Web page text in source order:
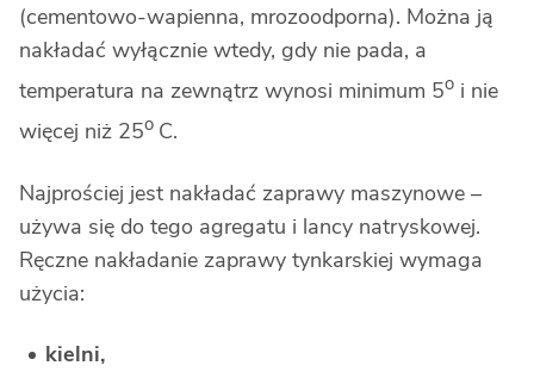
(cementowo-wapienna, mrozoodporna). Można ją
nakładać wyłącznie wtedy, gdy nie pada, a
temperatura na zewnątrz wynosi minimum 5o i nie
więcej niż 25o C.
Najprościej jest nakładać zaprawy maszynowe –
używa się do tego agregatu i lancy natryskowej.
Ręczne nakładanie zaprawy tynkarskiej wymaga
użycia:
kielni,